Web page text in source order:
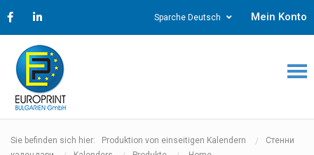
Sparche Deutsch Mein Konto
Sie befinden sich hier: Produktion von einseitigen Kalendern
Стенни